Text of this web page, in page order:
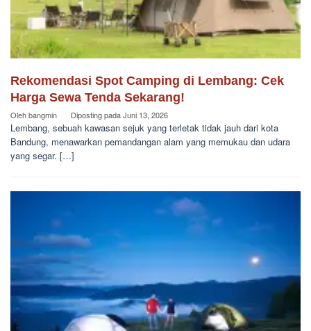
Rekomendasi Spot Camping di Lembang: Cek
Harga Sewa Tenda Sekarang!
Olehbangmin Diposting padaJuni 13, 2026
Lembang, sebuah kawasan sejuk yang terletak tidak jauh dari kota
Bandung, menawarkan pemandangan alam yang memukau dan udara
yang segar. […]